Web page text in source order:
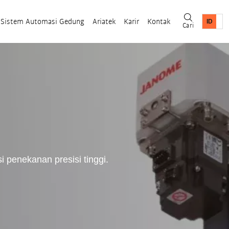
Sistem Automasi Gedung Ariatek Karir Kontak Cari
penekanan presisi tinggi.